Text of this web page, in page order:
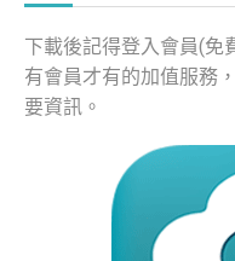
下載後記得登入會員(免
有會員才有的加值服務
要資訊。